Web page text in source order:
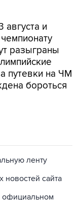
августа и
разыграны
путевки на ЧМ
бороться
ленту
новостей сайта
официальном